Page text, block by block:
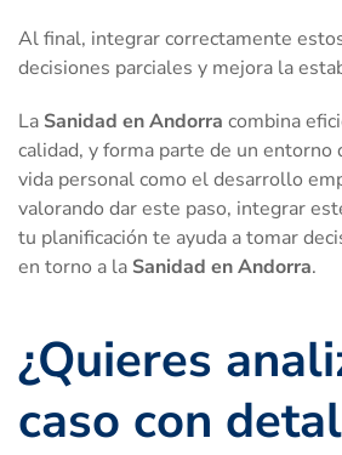
Al final, integrar correctamente
decisiones parciales y mejora la
La Sanidad en Andorra combina
calidad, y forma parte de un entorno
vida personal como el desarrollo
valorando dar este paso, integrar
tu planificación te ayuda a tomar
en torno a la Sanidad en Andorra.
¿Quieres
caso con